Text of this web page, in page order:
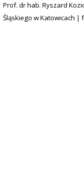
Prof. dr hab. Ryszard
Śląskiego w Katowicach |